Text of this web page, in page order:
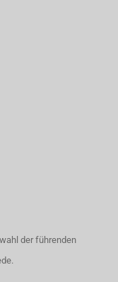
der führenden